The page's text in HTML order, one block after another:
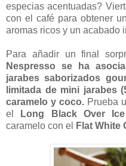
especias acentuadas?
con el café para obtener
aromas ricos y un acabado
Para añadir un final
Nespresso se ha
jarabes saborizados
limitada de mini jarabes
caramelo y coco. Prueba
el
Long Black Over Ice
caramelo con el
Flat White